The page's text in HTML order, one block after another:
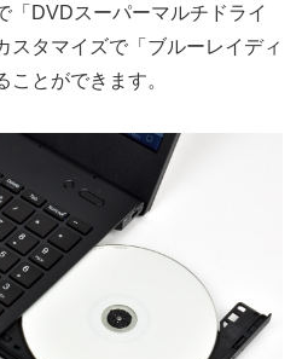
「DVDスーパーマルチドライ
スタマイズで「ブルーレイディ
ことができます。